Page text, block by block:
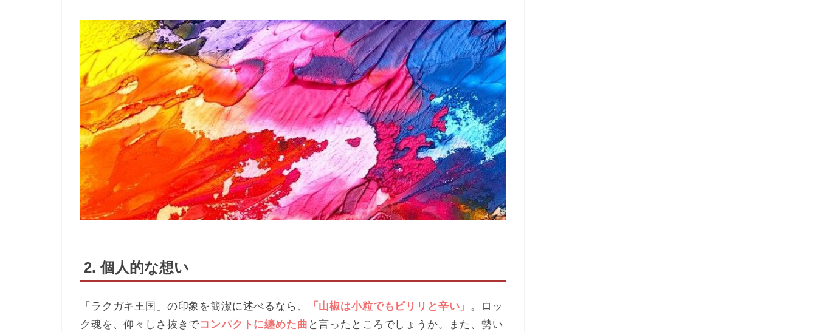
2. 個人的な想い
「ラクガキ王国」の印象を簡潔に述べるなら、 「山椒は小粒でもピリリと辛い」 。ロッ
ク魂を、仰々しさ抜きでコンパクトに纏めた曲 と言ったところでしょうか。また、勢い